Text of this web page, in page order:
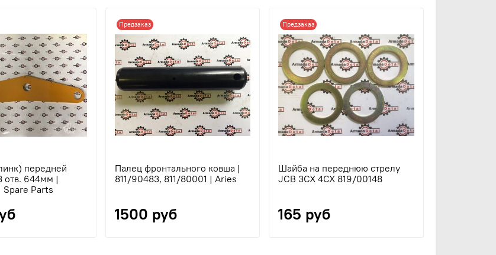
передней
отв. 644мм |
Spare Parts
Предзаказ
Палец фронтального ковша |
811/90483, 811/80001 | Aries
1500 руб
Предзаказ
Шайба на переднюю стрелу
JCB 3CX 4CX 819/00148
165 руб